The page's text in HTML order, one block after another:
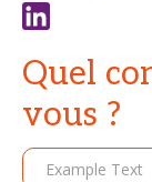
Quel
vous ?